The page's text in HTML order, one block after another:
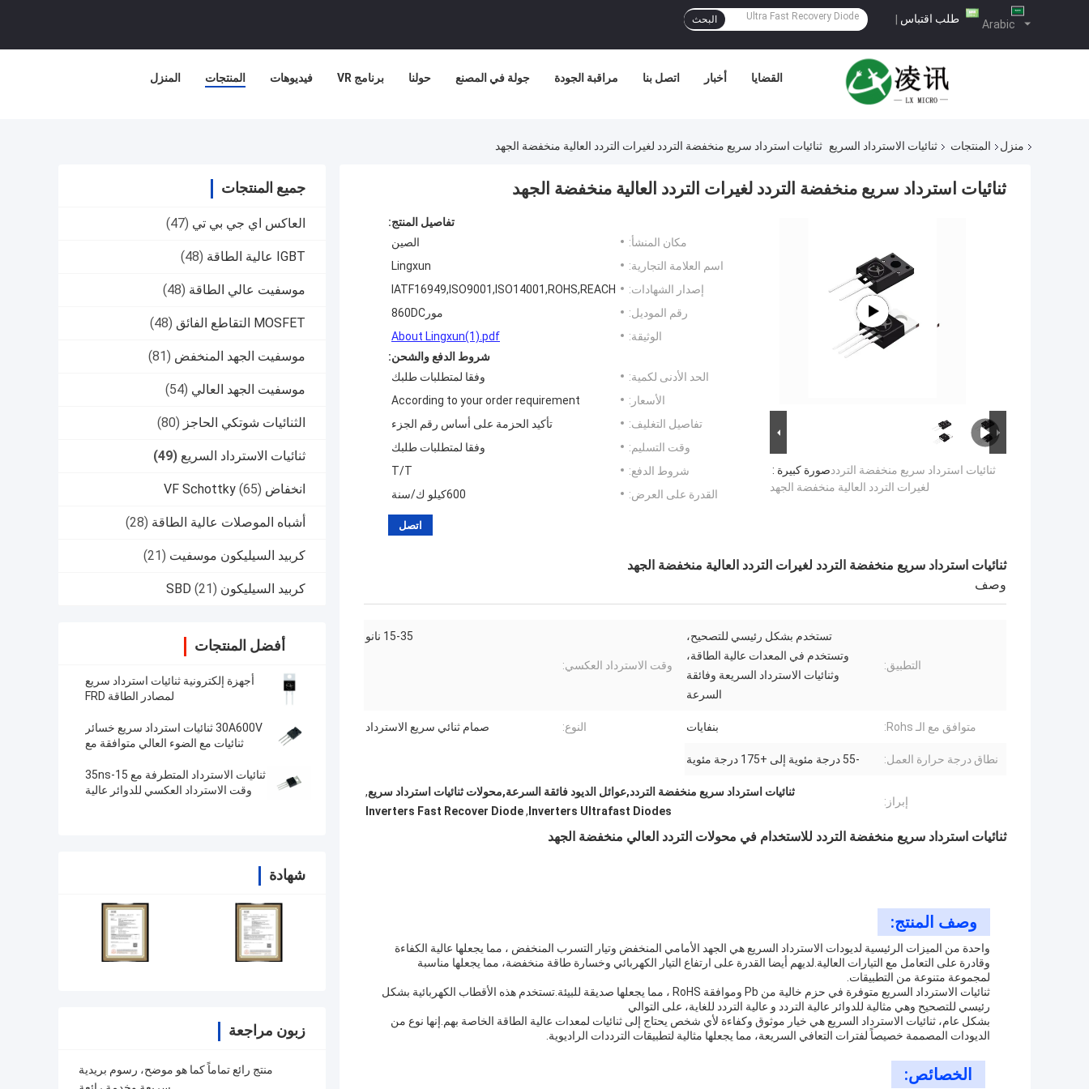
Arabic طلب اقتباس | البحث
المنزل المنتجات فيديوهات برنامج VR حولنا جولة في المصنع مراقبة الجودة اتصل بنا أخبار القضايا
منزل المنتجات ثنائيات الاسترداد السريع ثنائيات استرداد سريع منخفضة التردد لغيرات التردد العالية منخفضة الجهد
جميع المنتجات
العاكس اي جي بي تي (47)
IGBT عالية الطاقة (48)
موسفيت عالي الطاقة (48)
MOSFET التقاطع الفائق (48)
موسفيت الجهد المنخفض (81)
موسفيت الجهد العالي (54)
الثنائيات شوتكي الحاجز (80)
ثنائيات الاسترداد السريع (49)
انخفاض VF Schottky (65)
أشباه الموصلات عالية الطاقة (28)
كربيد السيليكون موسفيت (21)
كربيد السيليكون SBD (21)
أفضل المنتجات
أجهزة إلكترونية ثنائيات استرداد سريع
لمصادر الطاقة FRD
30A600V ثنائيات استرداد سريع خسائر
ثنائيات مع الضوء العالي متوافقة مع
ثنائيات الاسترداد المتطرفة مع 15-35ns
وقت الاسترداد العكسي للدوائر عالية
شهادة
زبون مراجعة
منتج رائع تماماً كما هو موضح، رسوم بريدية
ثنائيات استرداد سريع منخفضة التردد لغيرات التردد العالية منخفضة الجهد
صورة كبيرة :ثنائيات استرداد سريع منخفضة التردد
لغيرات التردد العالية منخفضة الجهد
تفاصيل المنتج:
مكان المنشأ:
الصين
اسم العلامة التجارية:
Lingxun
إصدار الشهادات:
IATF16949,ISO9001,ISO14001,ROHS,REACH
رقم الموديل:
مور860DC
الوثيقة:
About Lingxun(1).pdf
شروط الدفع والشحن:
الحد الأدنى لكمية:
وفقا لمتطلبات طلبك
الأسعار:
According to your order requirement
تفاصيل التغليف:
تأكيد الحزمة على أساس رقم الجزء
وقت التسليم:
وفقا لمتطلبات طلبك
شروط الدفع:
T/T
القدرة على العرض:
600كيلو ك/سنة
اتصل
ثنائيات استرداد سريع منخفضة التردد لغيرات التردد العالية منخفضة الجهد
وصف
التطبيق:
تستخدم بشكل رئيسي للتصحيح،
وتستخدم في المعدات عالية الطاقة،
وثنائيات الاسترداد السريعة وفائقة
السرعة
وقت الاسترداد العكسي:
15-35 نانو
متوافق مع الـ Rohs: بنفايات النوع: صمام ثنائي سريع الاسترداد
نطاق درجة حرارة العمل: -55 درجة مئوية إلى +175 درجة مئوية
إبراز:
ثنائيات استرداد سريع منخفضة التردد,عوائل الديود فائقة السرعة,محولات ثنائيات استرداد سريع,
Inverters Ultrafast Diodes
,
Inverters Fast Recover Diode
ثنائيات استرداد سريع منخفضة التردد للاستخدام في محولات التردد العالي منخفضة الجهد
وصف المنتج:
واحدة من الميزات الرئيسية لديودات الاسترداد السريع هي الجهد الأمامي المنخفض وتيار التسرب المنخفض ، مما يجعلها عالية الكفاءة
وقادرة على التعامل مع التيارات العالية.لديهم أيضا القدرة على ارتفاع التيار الكهربائي وخسارة طاقة منخفضة، مما يجعلها مناسبة
لمجموعة متنوعة من التطبيقات.
ثنائيات الاسترداد السريع متوفرة في حزم خالية من Pb وموافقة RoHS ، مما يجعلها صديقة للبيئة.تستخدم هذه الأقطاب الكهربائية بشكل
رئيسي للتصحيح وهي مثالية للدوائر عالية التردد و عالية التردد للغاية، على التوالي
بشكل عام، ثنائيات الاسترداد السريع هي خيار موثوق وكفاءة لأي شخص يحتاج إلى ثنائيات لمعدات عالية الطاقة الخاصة بهم.إنها نوع من
الديودات المصممة خصيصاً لفترات التعافي السريعة، مما يجعلها مثالية لتطبيقات الترددات الراديوية.
الخصائص: